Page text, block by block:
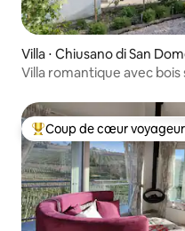
Villa ⋅ Chiusano di San
Villa romantique avec bois
Coups de cœur voyageurs
Coup de cœur